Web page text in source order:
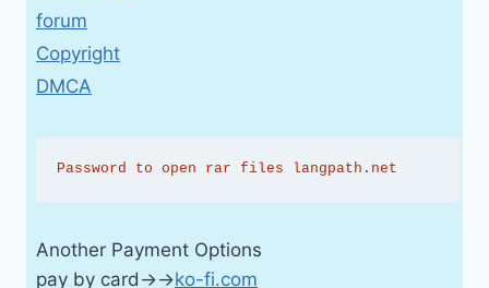
forum
Copyright
DMCA
Password to open rar files langpath.net
Another Payment Options
pay by card→→ko-fi.com